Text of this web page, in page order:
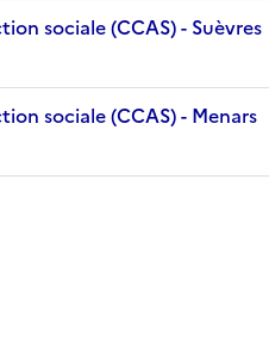
sociale (CCAS) - Suèvres
sociale (CCAS) - Menars